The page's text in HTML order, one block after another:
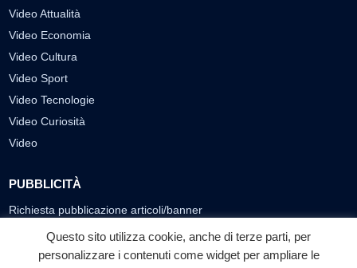
Video Attualità
Video Economia
Video Cultura
Video Sport
Video Tecnologie
Video Curiosità
Video
PUBBLICITÀ
Richiesta pubblicazione articoli/banner
SEGUICI SUI SOCIAL
Questo sito utilizza cookie, anche di terze parti, per
personalizzare i contenuti come widget per ampliare le